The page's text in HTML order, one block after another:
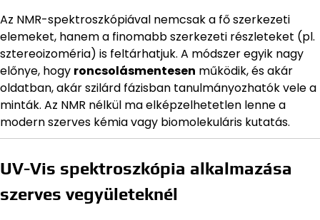
Az NMR-spektroszkópiával nemcsak a fő szerkezeti
elemeket, hanem a finomabb szerkezeti részleteket (pl.
sztereoizoméria) is feltárhatjuk. A módszer egyik nagy
előnye, hogy roncsolásmentesen működik, és akár
oldatban, akár szilárd fázisban tanulmányozhatók vele a
minták. Az NMR nélkül ma elképzelhetetlen lenne a
modern szerves kémia vagy biomolekuláris kutatás.
UV-Vis spektroszkópia alkalmazása
szerves vegyületeknél